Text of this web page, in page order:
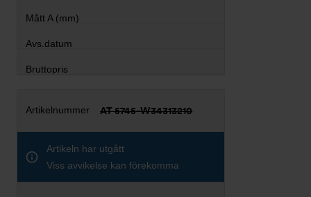
AT 5745-W34313210
Artikeln har utgått
Viss avvikelse kan förekomma